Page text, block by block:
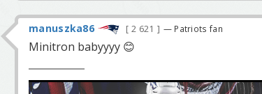
manuszka86 2 621 — Patriots fan
Minitron babyyyy 😊